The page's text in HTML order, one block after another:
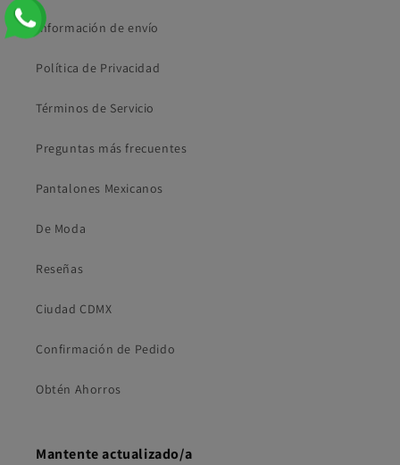
Información de envío
Política de Privacidad
Términos de Servicio
Preguntas más frecuentes
Pantalones Mexicanos
De Moda
Reseñas
Ciudad CDMX
Confirmación de Pedido
Obtén Ahorros
Mantente actualizado/a